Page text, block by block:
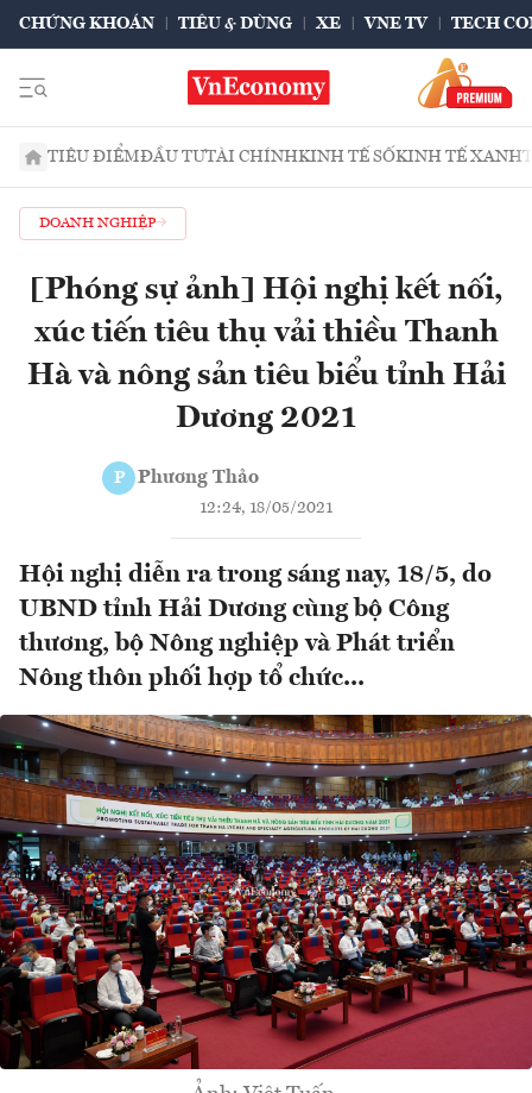
CHỨNG KHOÁN TIÊU & DÙNG XE VNE TV TECH
TIÊU ĐIỂMĐẦU TƯTÀI CHÍNHKINH TẾ SỐKINH TẾ XANH
DOANH NGHIỆP
[Phóng sự ảnh] Hội nghị kết nối,
xúc tiến tiêu thụ vải thiều Thanh
Hà và nông sản tiêu biểu tỉnh Hải
Dương 2021
P Phương Thảo
12:24, 18/05/2021
Hội nghị diễn ra trong sáng nay, 18/5, do
UBND tỉnh Hải Dương cùng bộ Công
thương, bộ Nông nghiệp và Phát triển
Nông thôn phối hợp tổ chức...